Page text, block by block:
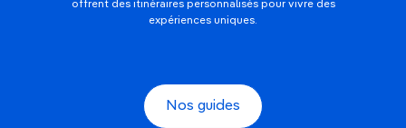
offrent des itinéraires personnalisés pour vivre des
expériences uniques.
Nos guides